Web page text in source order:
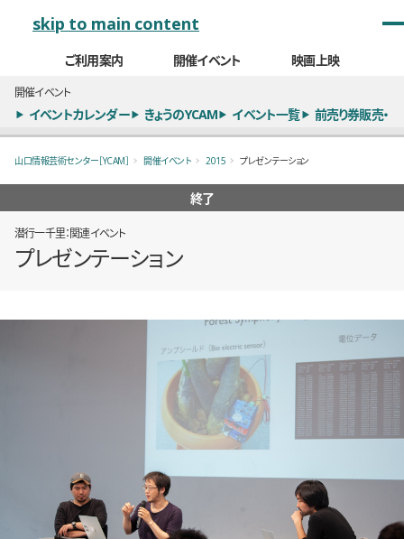
skip to main content
ご利用案内 開催イベント 映画上映
開催イベント
イベントカレンダー きょうのYCAM イベント一覧 前売り券販売・
山口情報芸術センター［YCAM］ 開催イベント 2015 プレゼンテーション
終了
潜行一千里：関連イベント
プレゼンテーション